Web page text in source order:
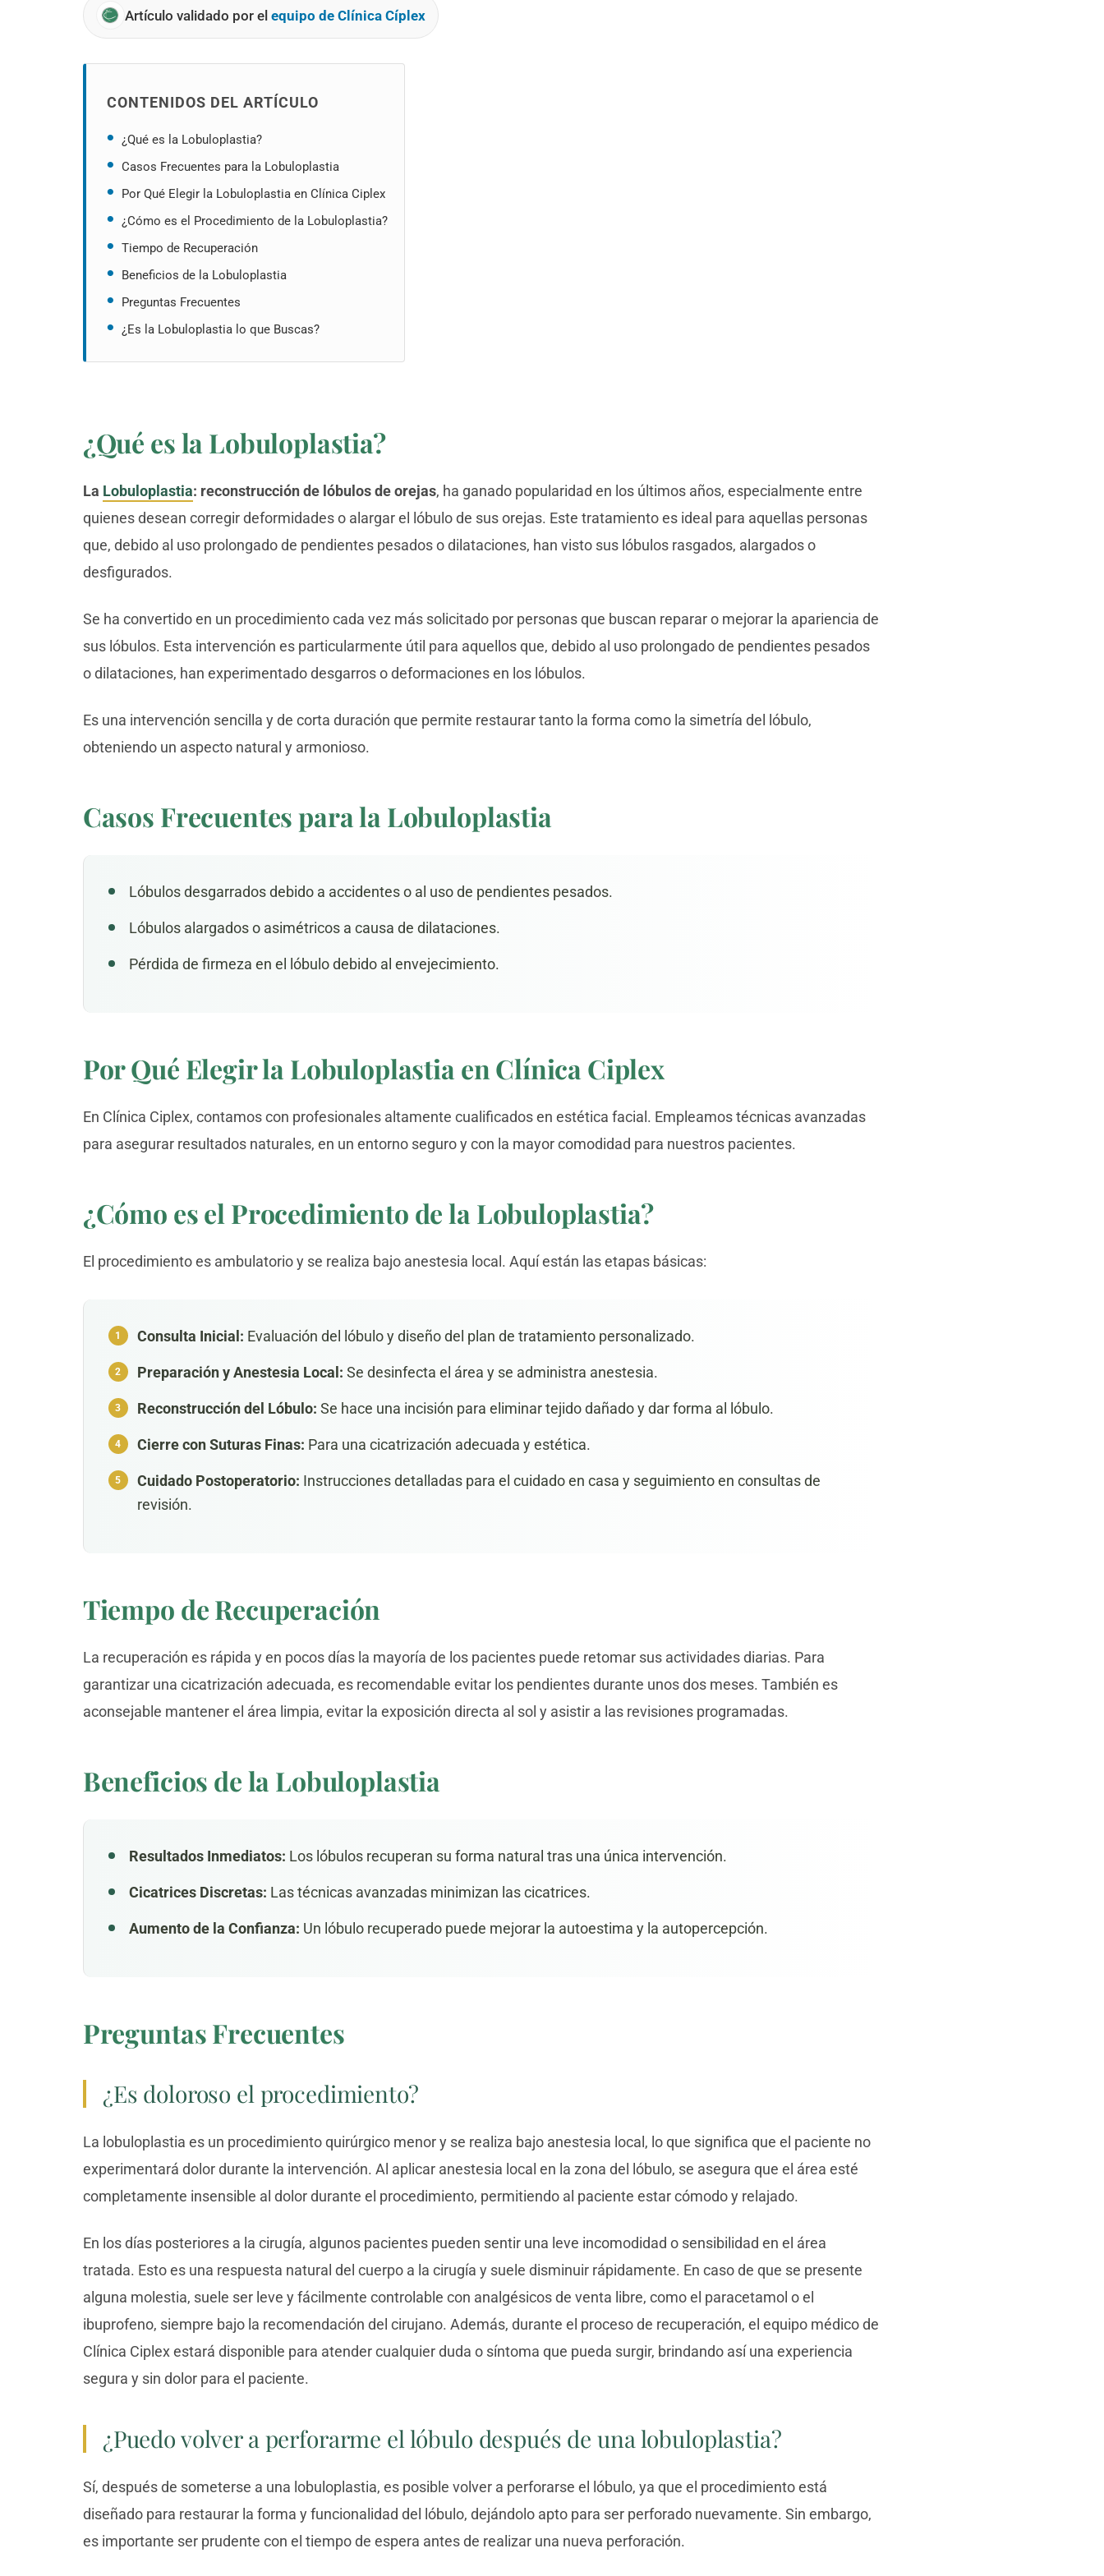
Artículo validado por el equipo de Clínica Cíplex
CONTENIDOS DEL ARTÍCULO
¿Qué es la Lobuloplastia?
Casos Frecuentes para la Lobuloplastia
Por Qué Elegir la Lobuloplastia en Clínica Ciplex
¿Cómo es el Procedimiento de la Lobuloplastia?
Tiempo de Recuperación
Beneficios de la Lobuloplastia
Preguntas Frecuentes
¿Es la Lobuloplastia lo que Buscas?
¿Qué es la Lobuloplastia?
La Lobuloplastia: reconstrucción de lóbulos de orejas, ha ganado popularidad en los últimos años, especialmente entre
quienes desean corregir deformidades o alargar el lóbulo de sus orejas. Este tratamiento es ideal para aquellas personas
que, debido al uso prolongado de pendientes pesados o dilataciones, han visto sus lóbulos rasgados, alargados o
desfigurados.
Se ha convertido en un procedimiento cada vez más solicitado por personas que buscan reparar o mejorar la apariencia de
sus lóbulos. Esta intervención es particularmente útil para aquellos que, debido al uso prolongado de pendientes pesados
o dilataciones, han experimentado desgarros o deformaciones en los lóbulos.
Es una intervención sencilla y de corta duración que permite restaurar tanto la forma como la simetría del lóbulo,
obteniendo un aspecto natural y armonioso.
Casos Frecuentes para la Lobuloplastia
Lóbulos desgarrados debido a accidentes o al uso de pendientes pesados.
Lóbulos alargados o asimétricos a causa de dilataciones.
Pérdida de firmeza en el lóbulo debido al envejecimiento.
Por Qué Elegir la Lobuloplastia en Clínica Ciplex
En Clínica Ciplex, contamos con profesionales altamente cualificados en estética facial. Empleamos técnicas avanzadas
para asegurar resultados naturales, en un entorno seguro y con la mayor comodidad para nuestros pacientes.
¿Cómo es el Procedimiento de la Lobuloplastia?
El procedimiento es ambulatorio y se realiza bajo anestesia local. Aquí están las etapas básicas:
Consulta Inicial: Evaluación del lóbulo y diseño del plan de tratamiento personalizado.
Preparación y Anestesia Local: Se desinfecta el área y se administra anestesia.
Reconstrucción del Lóbulo: Se hace una incisión para eliminar tejido dañado y dar forma al lóbulo.
Cierre conSuturasFinas: Para una cicatrización adecuada y estética.
Cuidado Postoperatorio: Instrucciones detalladas para el cuidado en casa y seguimiento en consultas de
revisión.
Tiempo de Recuperación
La recuperación es rápida y en pocos días la mayoría de los pacientes puede retomar sus actividades diarias. Para
garantizar una cicatrización adecuada, es recomendable evitar los pendientes durante unos dos meses. También es
aconsejable mantener el área limpia, evitar la exposición directa al sol y asistir a las revisiones programadas.
Beneficios de la Lobuloplastia
Resultados Inmediatos: Los lóbulos recuperan su forma natural tras una única intervención.
Cicatrices Discretas: Las técnicas avanzadas minimizan las cicatrices.
Aumento de la Confianza: Un lóbulo recuperado puede mejorar la autoestima y la autopercepción.
Preguntas Frecuentes
¿Es doloroso el procedimiento?
La lobuloplastia es un procedimiento quirúrgico menor y se realiza bajo anestesia local, lo que significa que el paciente no
experimentará dolor durante la intervención. Al aplicar anestesia local en la zona del lóbulo, se asegura que el área esté
completamente insensible al dolor durante el procedimiento, permitiendo al paciente estar cómodo y relajado.
En los días posteriores a la cirugía, algunos pacientes pueden sentir una leve incomodidad o sensibilidad en el área
tratada. Esto es una respuesta natural del cuerpo a la cirugía y suele disminuir rápidamente. En caso de que se presente
alguna molestia, suele ser leve y fácilmente controlable con analgésicos de venta libre, como el paracetamol o el
ibuprofeno, siempre bajo la recomendación del cirujano. Además, durante el proceso de recuperación, el equipo médico de
Clínica Ciplex estará disponible para atender cualquier duda o síntoma que pueda surgir, brindando así una experiencia
segura y sin dolor para el paciente.
¿Puedo volver a perforarme el lóbulo después de una lobuloplastia?
Sí, después de someterse a una lobuloplastia, es posible volver a perforarse el lóbulo, ya que el procedimiento está
diseñado para restaurar la forma y funcionalidad del lóbulo, dejándolo apto para ser perforado nuevamente. Sin embargo,
es importante ser prudente con el tiempo de espera antes de realizar una nueva perforación.